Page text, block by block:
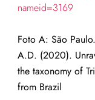
nameid=3169
Foto A: São
A.D. (2020).
the taxonomy of
from Brazil